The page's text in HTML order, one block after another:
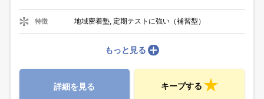
特徴 地域密着塾, 定期テストに強い（補習型）
もっと見る
詳細を見る キープする